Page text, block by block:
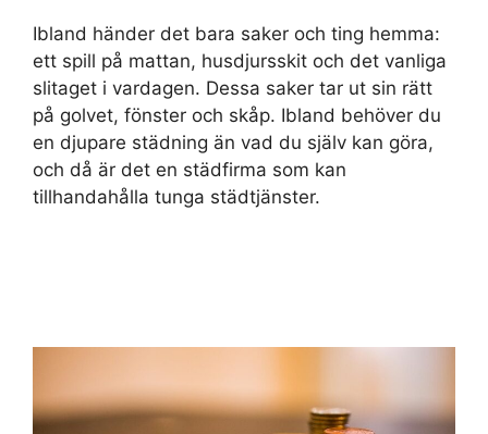
Ibland händer det bara saker och ting hemma:
ett spill på mattan, husdjursskit och det vanliga
slitaget i vardagen. Dessa saker tar ut sin rätt
på golvet, fönster och skåp. Ibland behöver du
en djupare städning än vad du själv kan göra,
och då är det en städfirma som kan
tillhandahålla tunga städtjänster.